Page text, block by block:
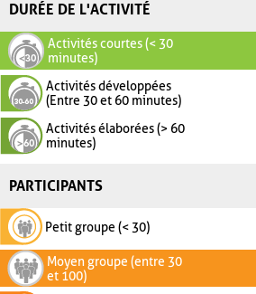
DURÉE DE L'ACTIVITÉ
Activités courtes (< 30
minutes)
Activités développées
(Entre 30 et 60 minutes)
Activités élaborées (> 60
minutes)
PARTICIPANTS
Petit groupe (< 30)
Moyen groupe (entre 30
et 100)